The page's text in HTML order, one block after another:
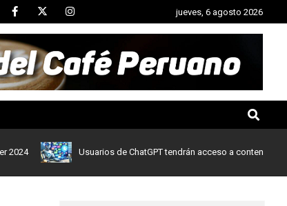
jueves, 6 agosto 2026
Usuarios de ChatGPT tendrán acceso a contenidos de